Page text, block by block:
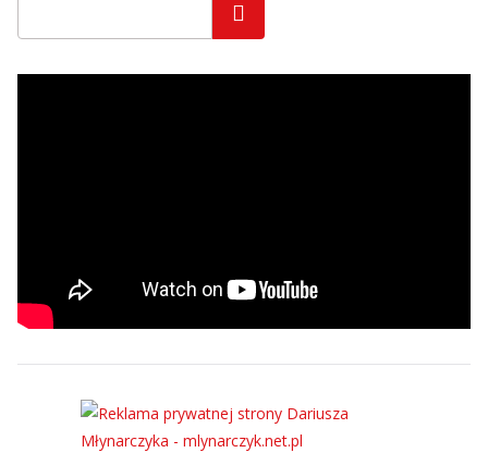
Szukaj